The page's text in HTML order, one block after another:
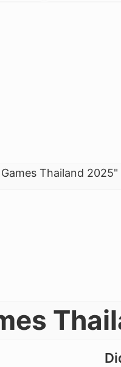
Thailand 2025"